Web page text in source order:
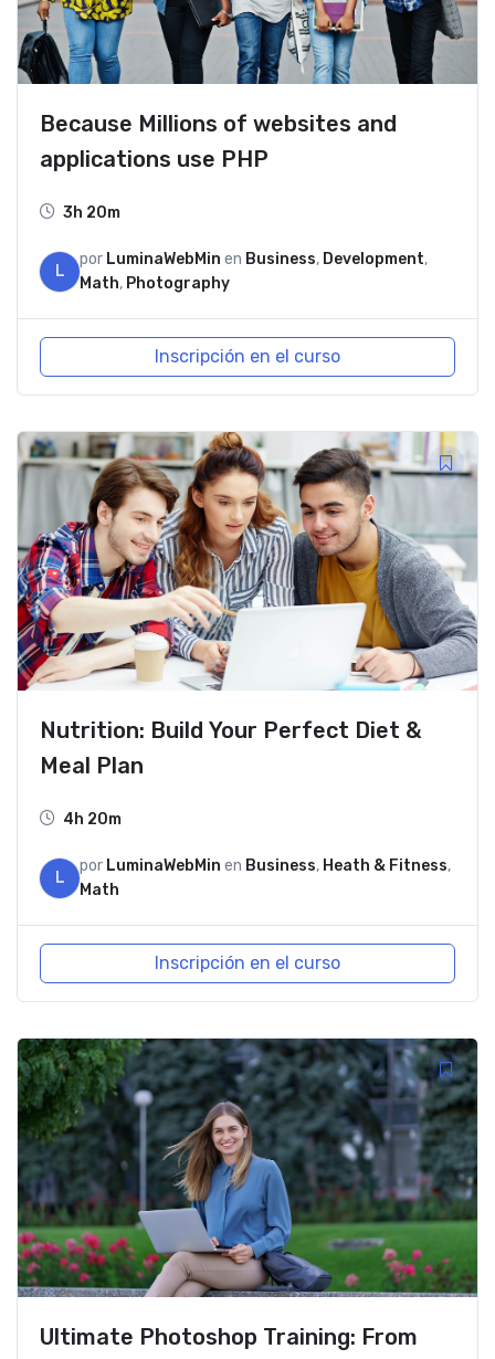
Because Millions of websites and
applications use PHP
3h 20m
L
por LuminaWebMin en Business, Development,
Math, Photography
Inscripción en el curso
Nutrition: Build Your Perfect Diet &
Meal Plan
4h 20m
L
por LuminaWebMin en Business, Heath & Fitness,
Math
Inscripción en el curso
Ultimate Photoshop Training: From